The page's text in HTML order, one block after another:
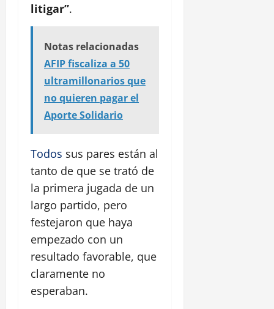
litigar”.
Notas relacionadas
AFIP fiscaliza a 50
ultramillonarios que
no quieren pagar el
Aporte Solidario
Todos sus pares están al
tanto de que se trató de
la primera jugada de un
largo partido, pero
festejaron que haya
empezado con un
resultado favorable, que
claramente no
esperaban.